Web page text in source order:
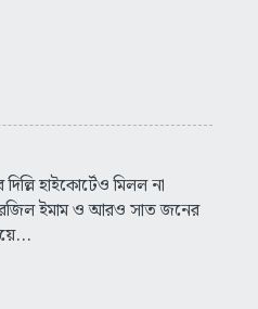
হাইকোর্টেও মিলল না
ইমাম ও আরও সাত জনের